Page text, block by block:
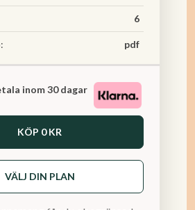
6
pdf
inom 30 dagar
KÖP 0 KR
VÄLJ DIN PLAN